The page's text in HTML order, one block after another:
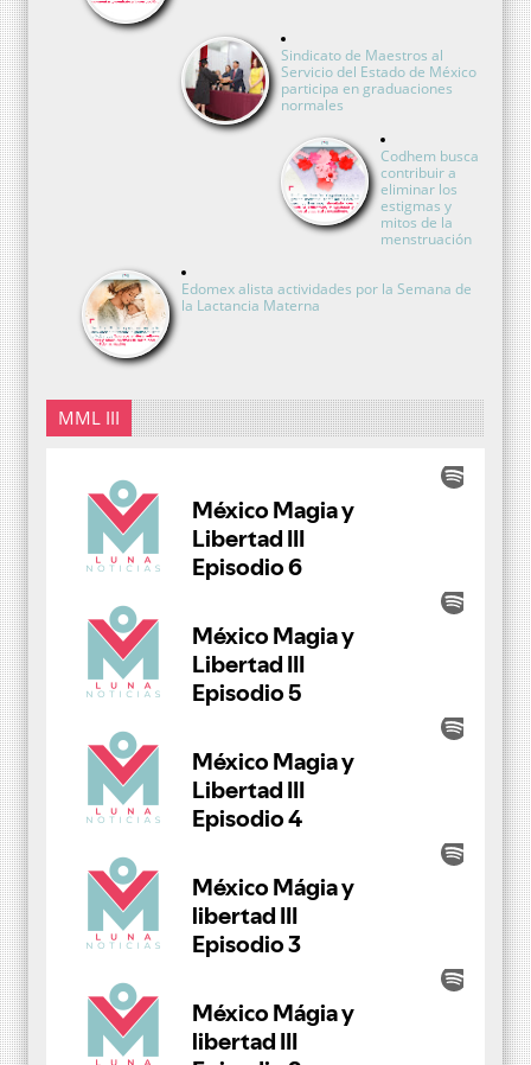
Sindicato de Maestros al
Servicio del Estado de México
participa en graduaciones
normales
Codhem busca
contribuir a
eliminar los
estigmas y
mitos de la
menstruación
Edomex alista actividades por la Semana de
la Lactancia Materna
MML III